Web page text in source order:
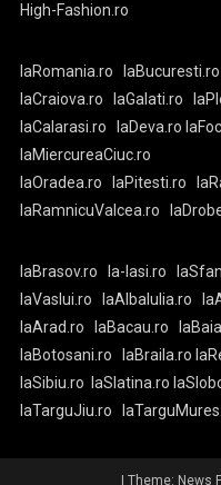
High-Fashion.ro
laRomania.ro laBucuresti.ro
laCraiova.ro
laGalati.ro
laCalarasi.ro
laDeva.ro
laMiercureaCiuc.ro
laOradea.ro
laPitesti.ro
laRamnicuValcea.ro
laBrasov.ro la-Iasi.ro
laVaslui.ro
laAlbaIulia.ro
laArad.ro
laBacau.ro
laBotosani.ro
laBraila.ro
laSibiu.ro
laSlatina.ro
laTarguJiu.ro
Theme: News